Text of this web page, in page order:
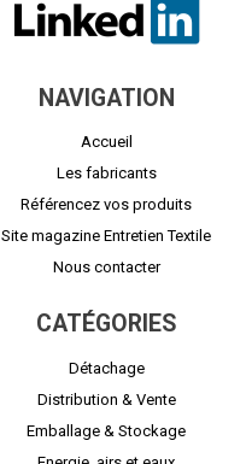
NAVIGATION
Accueil
Les fabricants
Référencez vos produits
Site magazine Entretien Textile
Nous contacter
CATÉGORIES
Détachage
Distribution & Vente
Emballage & Stockage